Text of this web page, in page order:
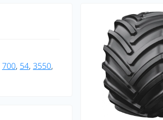
700, 54, 3550,